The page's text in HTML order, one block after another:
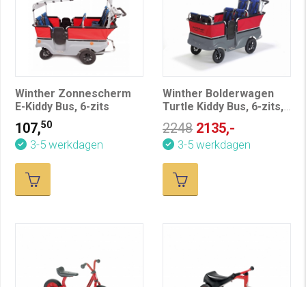
Winther Zonnescherm
E-Kiddy Bus, 6-zits
107,50
3-5 werkdagen
Winther Bolderwagen
Turtle Kiddy Bus, 6-zits,
2248 2135,-
3-5 werkdagen